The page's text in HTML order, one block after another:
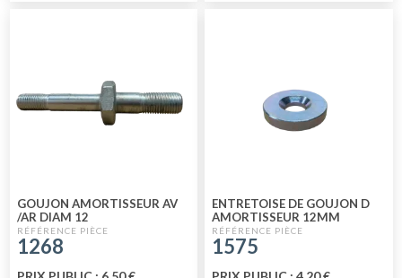
GOUJON AMORTISSEUR AV
/AR DIAM 12
1268
ENTRETOISE DE GOUJON D
AMORTISSEUR 12MM
1575